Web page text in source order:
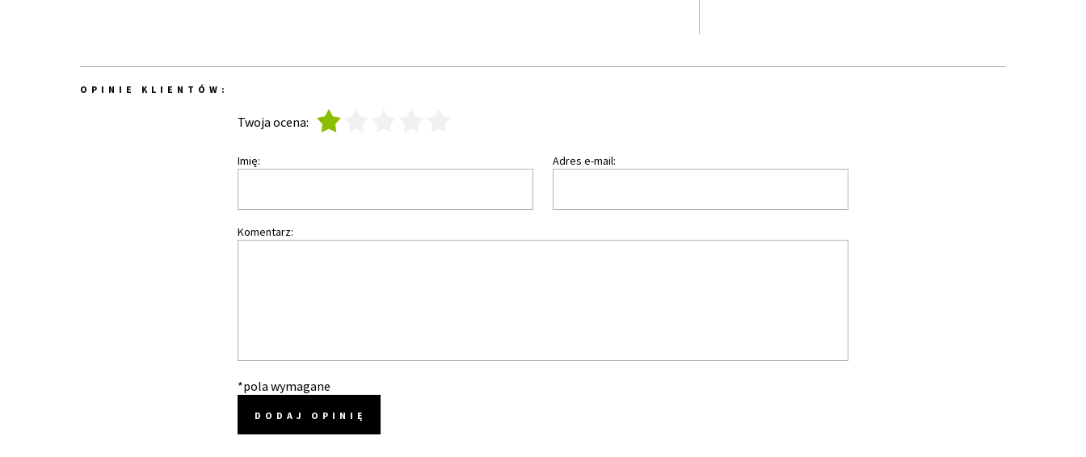
OPINIE KLIENTÓW:
Twoja ocena:
Imię: Adres e-mail:
Komentarz:
*pola wymagane
DODAJ OPINIĘ